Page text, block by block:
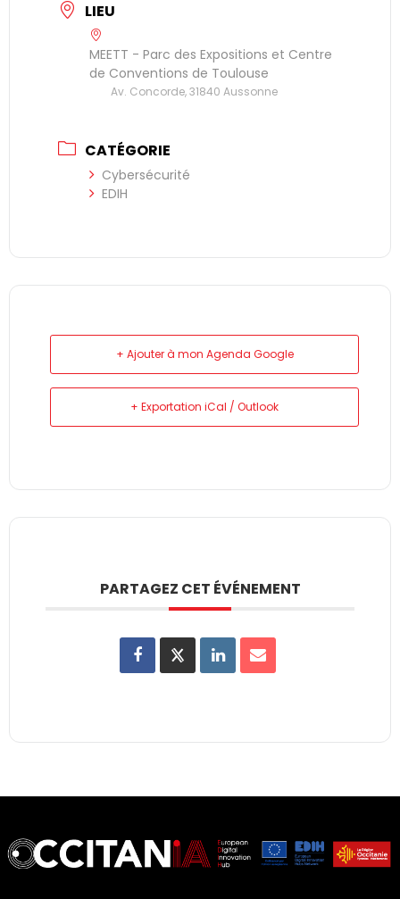
LIEU
MEETT - Parc des Expositions et Centre
de Conventions de Toulouse
Av. Concorde, 31840 Aussonne
CATÉGORIE
Cybersécurité
EDIH
+ Ajouter à mon Agenda Google
+ Exportation iCal / Outlook
PARTAGEZ CET ÉVÉNEMENT